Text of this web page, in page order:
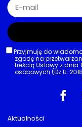
Aktualności
Przyjmuję do
zgodę na
treścią Ustawy z dnia
osobowych (Dz.U.